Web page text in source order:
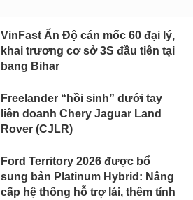
VinFast Ấn Độ cán mốc 60 đại lý,
khai trương cơ sở 3S đầu tiên tại
bang Bihar
Freelander “hồi sinh” dưới tay
liên doanh Chery Jaguar Land
Rover (CJLR)
Ford Territory 2026 được bổ
sung bản Platinum Hybrid: Nâng
cấp hệ thống hỗ trợ lái, thêm tính